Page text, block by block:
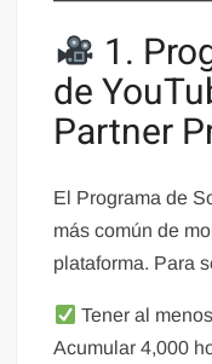
1.
de
Partner
El Programa de
más común de
plataforma. Para
Tener al
Acumular 4,000